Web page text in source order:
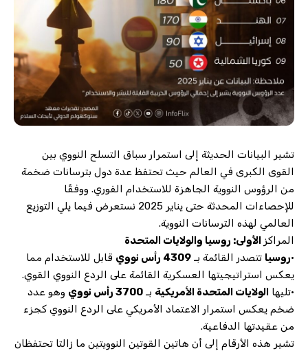
تشير البيانات الحديثة إلى استمرار سباق التسلح النووي بين
القوى الكبرى في العالم حيث تحتفظ عدة دول بترسانات ضخمة
من الرؤوس النووية الجاهزة للاستخدام الفوري. ووفقًا
للإحصاءات المحدثة حتى يناير 2025 نستعرض فيما يلي التوزيع
العالمي لهذه الترسانات النووية.
المراكز الأولى: روسيا والولايات المتحدة
•روسيا تتصدر القائمة بـ 4309 رأس نووي
قابل للاستخدام مما
يعكس استراتيجيتها العسكرية القائمة على الردع النووي القوي.
•تليها الولايات المتحدة الأمريكية بـ 3700 رأس نووي
وهو عدد
ضخم يعكس استمرار الاعتماد الأمريكي على الردع النووي كجزء
من عقيدتها الدفاعية.
تشير هذه الأرقام إلى أن هاتين القوتين النوويتين ما زالتا تحتفظان